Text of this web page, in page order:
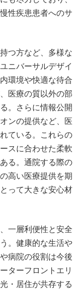
性疾患患者へのサ
つ方など、多様な
ニバーサルデザイ
環境や快適な待合
医療の質以外の部
。さらに情報公開
ンの提供など、医
ている。これらの
スに合わせた柔軟
る。通院する際の
高い医療提供を期
って大きな安心材
一層利便性と安全
。健康的な生活や
病院の役割は今後
ターフロントエリ
・居住が共存する